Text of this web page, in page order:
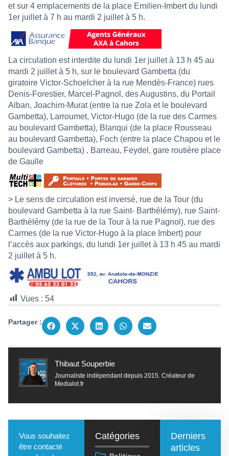
et sur 4 emplacements de la place Emilien-Imbert du lundi
1er juillet à 7 h au mardi 2 juillet à 5 h.
La circulation est interdite du lundi 1er juillet à 13 h 45 au
mardi 2 juillet à 5 h, sur le boulevard Gambetta (du
giratoire Victor-Schoelcher à la rue Mendès-France) rues
Denis-Forestier, Marcel-Pagnol, des Augustins, du Portail
Alban, Joachim-Murat (entre la rue Zola et le boulevard
Gambetta), Larroumet, Victor-Hugo (de la rue des Carmes
au boulevard Gambetta), Blanqui (de la place Rousseau
au boulevard Gambetta), Foch (entre la place Chapou et le
boulevard Gambetta) , Barreau, Feydel, gare routière place
de Gaulle
> Le sens de circulation est inversé, rue de la Tour (du
boulevard Gambetta à la rue Saint- Barthélémy), rue Saint-
Barthélémy (de la rue de la Tour à la rue Pagnol), rue des
Carmes (de la rue Victor-Hugo à la place Imbert) pour
l’accès aux parkings, du lundi 1er juillet à 13 h 45 au mardi
2 juillet à 5 h.
Vues : 54
Partager :
Thibaut Souperbie
Journaliste indépendant depuis 2015. Créateur de
Medialot.fr
Vous souhaitez
être contacté
Catégories
Derniers
articles